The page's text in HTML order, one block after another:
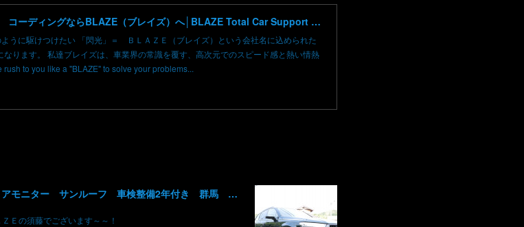
高崎で輸入車修理 中古車売買 コーディングならBLAZE（ブレイズ）へ│BLAZE Total Car Support & Modify in Takasaki Gunma
ように駆けつけたい 「閃光」＝ ＢＬＡＺＥ（ブレイズ）という会社名に込められた
ります。 私達ブレイズは、車業界の常識を覆す、高次元でのスピード感と熱い情熱
to you like a "BLAZE" to solve your problems...
Audi アウディ Q7 販売 掲載 7人乗り リアモニター サンルーフ 車検整備2年付き 群馬 高崎
Ｅの須藤でございます～～！